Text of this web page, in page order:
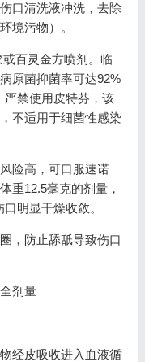
口清洗液冲洗，去除
境污物）。
百灵金方喷剂。临
原菌抑菌率可达92%
严禁使用皮特芬，该
不适用于细菌性感染
险高，可口服速诺
重12.5毫克的剂量，
明显干燥收敛。
，防止舔舐导致伤口
剂量
经皮吸收进入血液循